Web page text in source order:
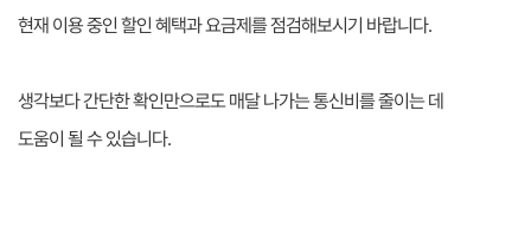
현재 이용 중인 할인 혜택과 요금제를 점검해보시기 바랍니다.
생각보다 간단한 확인만으로도 매달 나가는 통신비를 줄이는 데
도움이 될 수 있습니다.